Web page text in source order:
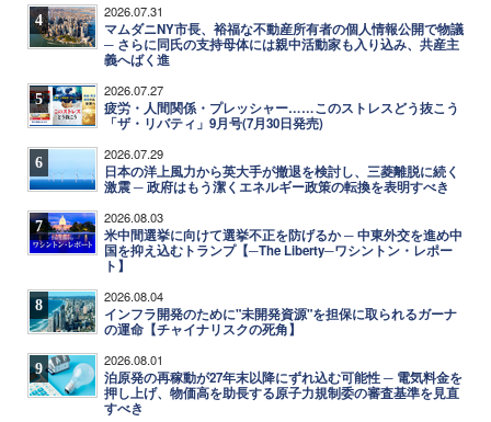
4 2026.07.31
マムダニNY市長、裕福な不動産所有者の個人情報公開で物議
─ さらに同氏の支持母体には親中活動家も入り込み、共産主
義へばく進
5 2026.07.27
疲労・人間関係・プレッシャー……このストレスどう抜こう
「ザ・リバティ」9月号(7月30日発売)
6 2026.07.29
日本の洋上風力から英大手が撤退を検討し、三菱離脱に続く
激震 ─ 政府はもう潔くエネルギー政策の転換を表明すべき
7 2026.08.03
米中間選挙に向けて選挙不正を防げるか ─ 中東外交を進め中
国を抑え込むトランプ【─The Liberty─ワシントン・レポー
ト】
8 2026.08.04
インフラ開発のために"未開発資源"を担保に取られるガーナ
の運命【チャイナリスクの死角】
9 2026.08.01
泊原発の再稼動が27年末以降にずれ込む可能性 ─ 電気料金を
押し上げ、物価高を助長する原子力規制委の審査基準を見直
すべき